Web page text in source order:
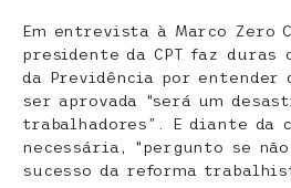
Em entrevista à Marco Zero
presidente da CPT faz duras
da Previdência por entender
ser aprovada “será um
trabalhadores”. E diante da
necessária, “pergunto se
sucesso da reforma